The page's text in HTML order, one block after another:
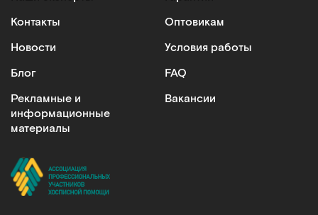
Контакты
Новости
Блог
Рекламные и
информационные
материалы
Оптовикам
Условия работы
FAQ
Вакансии